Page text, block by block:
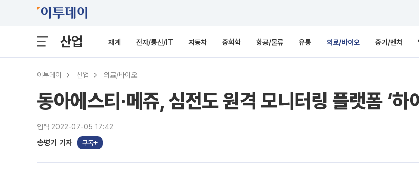
산업 재계 전자/통신/IT 자동차 중화학 항공/물류 유통 의료/바이오 중기/벤처
이투데이 산업 의료/바이오
동아에스티·메쥬, 심전도 원격 모니터링 플랫폼 ‘하
입력 2022-07-05 17:42
송병기 기자 구독